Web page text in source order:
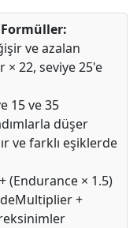
Formüller:
ve azalan
× 22, seviye 25'e
15 ve 35
düşer
ve farklı eşiklerde
(Endurance × 1.5)
+